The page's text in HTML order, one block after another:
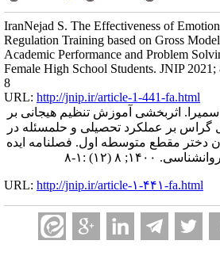
IranNejad S. The Effectiveness of Emotion
Regulation Training based on Gross
Academic Performance and Problem
Female High School Students. JNIP 2021;
8
URL: http://jnip.ir/article-1-441-fa.html
سمیرا. اثربخشی آموزش تنظیم هیجانی بر
گراس بر عملکرد تحصیلی و حلمسئله در
دختر مقطع متوسطه اول. فصلنامه ایده
۱۴۰۰; ۸ (۱۲) :۱-۸
URL: http://jnip.ir/article-۱-۴۴۱-fa.html